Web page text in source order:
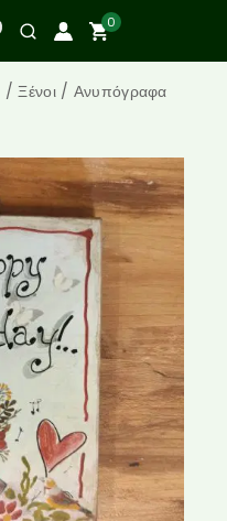
0
/ Ξένοι / Ανυπόγραφα